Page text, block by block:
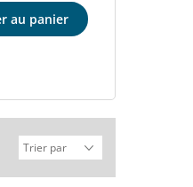
au panier